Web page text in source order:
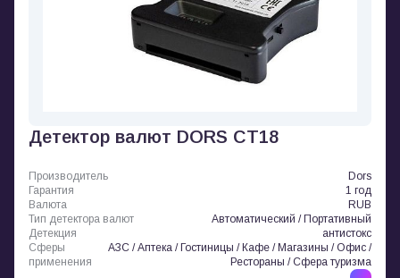
Детектор валют DORS CT18
Производитель
Dors
Гарантия
1 год
Валюта
RUB
Тип детектора валют
Автоматический / Портативный
Детекция
антистокс
Сферы
применения
АЗС / Аптека / Гостиницы / Кафе / Магазины / Офис /
Рестораны / Сфера туризма